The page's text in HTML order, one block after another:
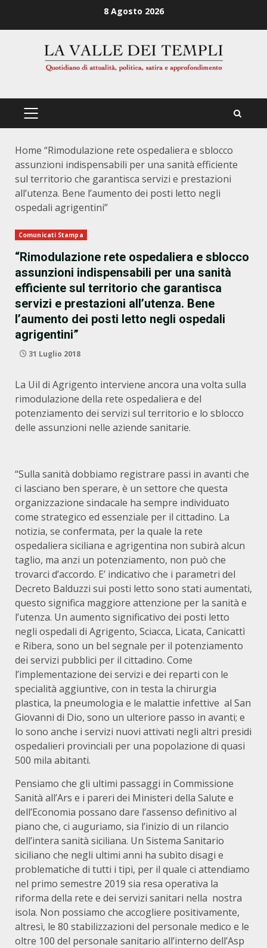
8 Agosto 2026
PRIMÄRES
Home “Rimodulazione rete ospedaliera e sblocco
assunzioni indispensabili per una sanità efficiente
sul territorio che garantisca servizi e prestazioni
all’utenza. Bene l’aumento dei posti letto negli
ospedali agrigentini”
Comunicati Stampa
“Rimodulazione rete ospedaliera e sblocco
assunzioni indispensabili per una sanità
efficiente sul territorio che garantisca
servizi e prestazioni all’utenza. Bene
l’aumento dei posti letto negli ospedali
agrigentini”
31 Luglio 2018
La Uil di Agrigento interviene ancora una volta sulla
rimodulazione della rete ospedaliera e del
potenziamento dei servizi sul territorio e lo sblocco
delle assunzioni nelle aziende sanitarie.
“Sulla sanità dobbiamo registrare passi in avanti che
ci lasciano ben sperare, è un settore che questa
organizzazione sindacale ha sempre individuato
come strategico ed essenziale per il cittadino. La
notizia, se confermata, per la quale la rete
ospedaliera siciliana e agrigentina non subirà alcun
taglio, ma anzi un potenziamento, non può che
trovarci d’accordo. E’ indicativo che i parametri del
Decreto Balduzzi sui posti letto sono stati aumentati,
questo significa maggiore attenzione per la sanità e
l’utenza. Un aumento significativo dei posti letto
negli ospedali di Agrigento, Sciacca, Licata, Canicattì
e Ribera, sono un bel segnale per il potenziamento
dei servizi pubblici per il cittadino. Come
l’implementazione dei servizi e dei reparti con le
specialità aggiuntive, con in testa la chirurgia
plastica, la pneumologia e le malattie infettive al San
Giovanni di Dio, sono un ulteriore passo in avanti; e
lo sono anche i servizi nuovi attivati negli altri presidi
ospedalieri provinciali per una popolazione di quasi
500 mila abitanti.
Pensiamo che gli ultimi passaggi in Commissione
Sanità all’Ars e i pareri dei Ministeri della Salute e
dell’Economia possano dare l’assenso definitivo al
piano che, ci auguriamo, sia l’inizio di un rilancio
dell’intera sanità siciliana. Un Sistema Sanitario
siciliano che negli ultimi anni ha subìto disagi e
problematiche di tutti i tipi, per il quale ci attendiamo
nel primo semestre 2019 sia resa operativa la
riforma della rete e dei servizi sanitari nella nostra
isola. Non possiamo che accogliere positivamente,
altresì, le 80 stabilizzazioni del personale medico e le
oltre 100 del personale sanitario all’interno dell’Asp